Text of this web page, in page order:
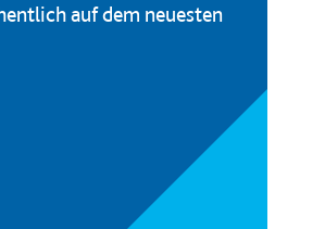
auf dem neuesten